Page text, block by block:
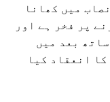
میں کھانا
پر فخر ہے اور
ساتھ بعد میں
انعقاد کیا